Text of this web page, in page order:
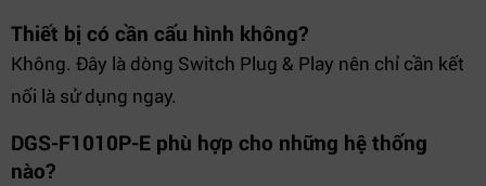
Thiết bị có cần cấu hình không?
Không. Đây là dòng Switch Plug & Play nên chỉ cần kết
nối là sử dụng ngay.
DGS-F1010P-E phù hợp cho những hệ thống
nào?